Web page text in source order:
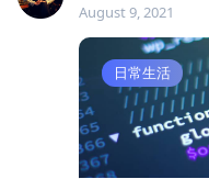
August 9, 2021
日常生活